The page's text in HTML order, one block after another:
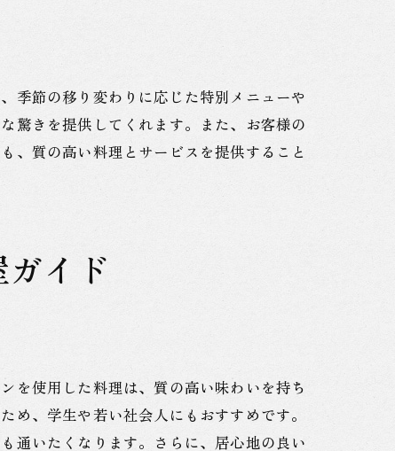
季節の移り変わりに応じた特別メニューや
驚きを提供してくれます。また、お客様の
、質の高い料理とサービスを提供すること
イド
を使用した料理は、質の高い味わいを持ち
、学生や若い社会人にもおすすめです。
通いたくなります。さらに、居心地の良い